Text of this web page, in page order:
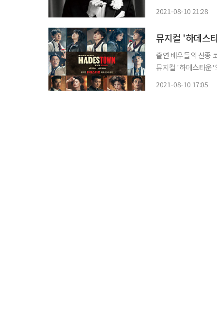
2021-08-10 21:28
뮤지컬 '하데스
출연 배우들의 신종
뮤지컬 '하데스타운'의 개막일이
2021-08-10 17:05